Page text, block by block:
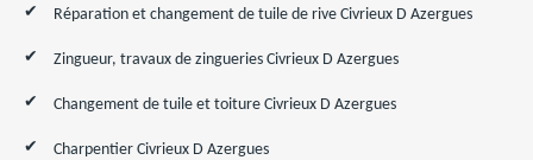
Réparation et changement de tuile de rive Civrieux D Azergues
Zingueur, travaux de zingueries Civrieux D Azergues
Changement de tuile et toiture Civrieux D Azergues
Charpentier Civrieux D Azergues